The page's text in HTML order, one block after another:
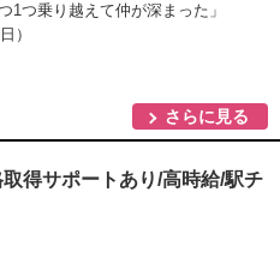
つ1つ乗り越えて仲が深まった」
）
さらに見る
得サポートあり/高時給/駅チ